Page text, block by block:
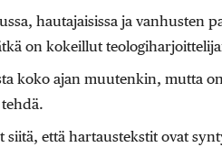
hautajaisissa ja vanhusten
on kokeillut
koko ajan muutenkin, mutta
siitä, että hartaustekstit ovat